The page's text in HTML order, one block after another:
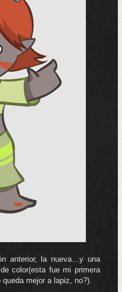
anterior, la nueva…y una
color(esta fue mi primera
mejor a lapiz, no?).